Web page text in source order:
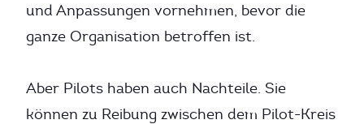
und Anpassungen vornehmen, bevor die
ganze Organisation betroffen ist.
Aber Pilots haben auch Nachteile. Sie
können zu Reibung zwischen dem Pilot-Kreis